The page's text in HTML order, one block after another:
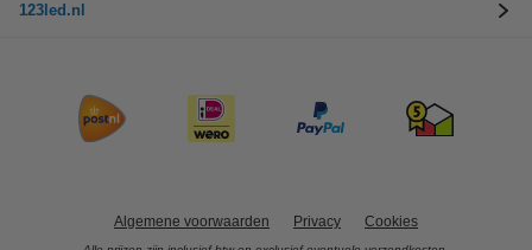
123led.nl
Algemene voorwaarden Privacy Cookies